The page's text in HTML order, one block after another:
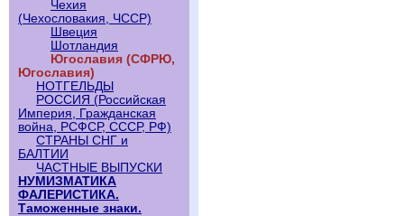
Чехия
(Чехословакия, ЧССР)
Швеция
Шотландия
Югославия (СФРЮ,
Югославия)
НОТГЕЛЬДЫ
РОССИЯ (Российская
Империя, Гражданская
война, РСФСР, СССР, РФ)
СТРАНЫ СНГ и
БАЛТИИ
ЧАСТНЫЕ ВЫПУСКИ
НУМИЗМАТИКА
ФАЛЕРИСТИКА.
Таможенные знаки.